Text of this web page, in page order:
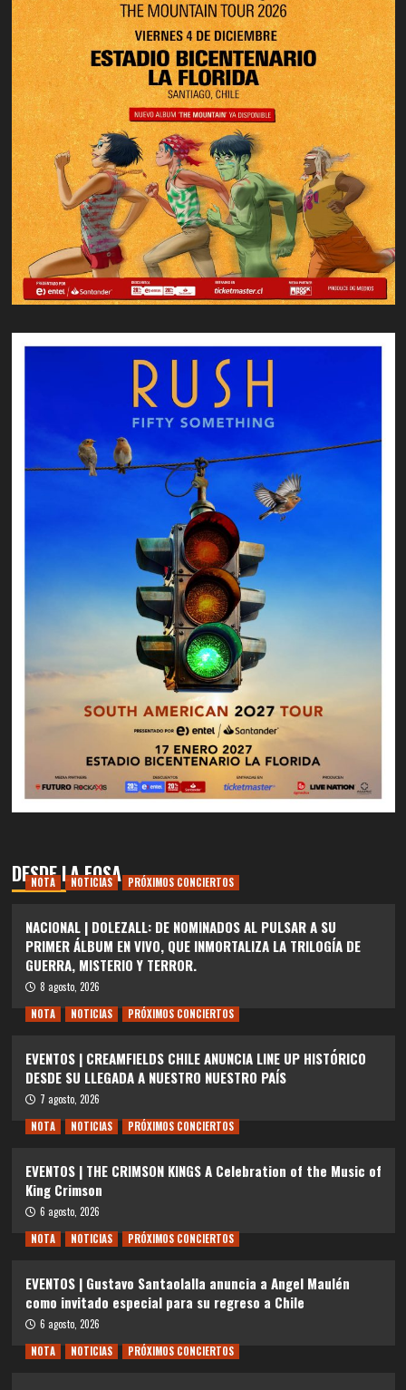
DESDE LA FOSA
NOTA NOTICIAS PRÓXIMOS CONCIERTOS
NACIONAL | DOLEZALL: DE NOMINADOS AL PULSAR A SU
PRIMER ÁLBUM EN VIVO, QUE INMORTALIZA LA TRILOGÍA DE
GUERRA, MISTERIO Y TERROR.
8 agosto, 2026
NOTA
NOTICIAS PRÓXIMOS CONCIERTOS
EVENTOS | CREAMFIELDS CHILE ANUNCIA LINE UP HISTÓRICO
DESDE SU LLEGADA A NUESTRO NUESTRO PAÍS
7 agosto, 2026
NOTA
NOTICIAS PRÓXIMOS CONCIERTOS
EVENTOS | THE CRIMSON KINGS A Celebration of the Music of
King Crimson
6 agosto, 2026
NOTA
NOTICIAS PRÓXIMOS CONCIERTOS
EVENTOS | Gustavo Santaolalla anuncia a Angel Maulén
como invitado especial para su regreso a Chile
6 agosto, 2026
NOTA
NOTICIAS PRÓXIMOS CONCIERTOS